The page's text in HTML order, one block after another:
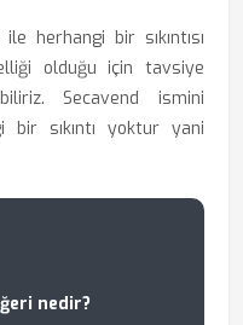
herhangi bir sıkıntısı
olduğu için tavsiye
Secavend ismini
bir sıkıntı yoktur yani
nedir?